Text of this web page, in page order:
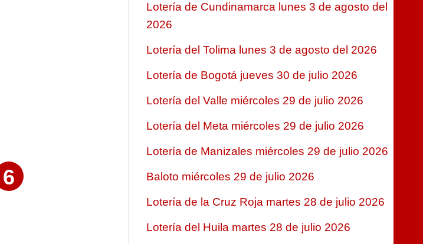
6
Lotería de Cundinamarca lunes 3 de agosto del
2026
Lotería del Tolima lunes 3 de agosto del 2026
Lotería de Bogotá jueves 30 de julio 2026
Lotería del Valle miércoles 29 de julio 2026
Lotería del Meta miércoles 29 de julio 2026
Lotería de Manizales miércoles 29 de julio 2026
Baloto miércoles 29 de julio 2026
Lotería de la Cruz Roja martes 28 de julio 2026
Lotería del Huila martes 28 de julio 2026